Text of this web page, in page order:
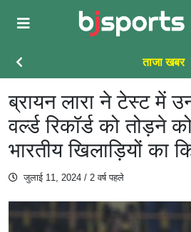
Skip to main content
ताजा खबर
ब्रायन लारा ने टेस्ट में
वर्ल्ड रिकॉर्ड को तोड़ने
भारतीय खिलाड़ियों का
जुलाई 11, 2024 / 2 वर्ष पहले